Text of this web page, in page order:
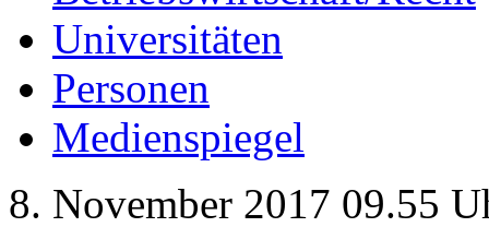
Universitäten
Personen
Medienspiegel
8. November 2017 09.55